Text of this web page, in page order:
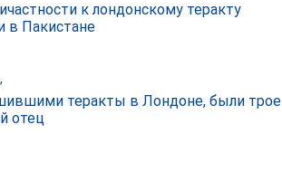
к лондонскому теракту
в Пакистане
теракты в Лондоне, были трое
отец